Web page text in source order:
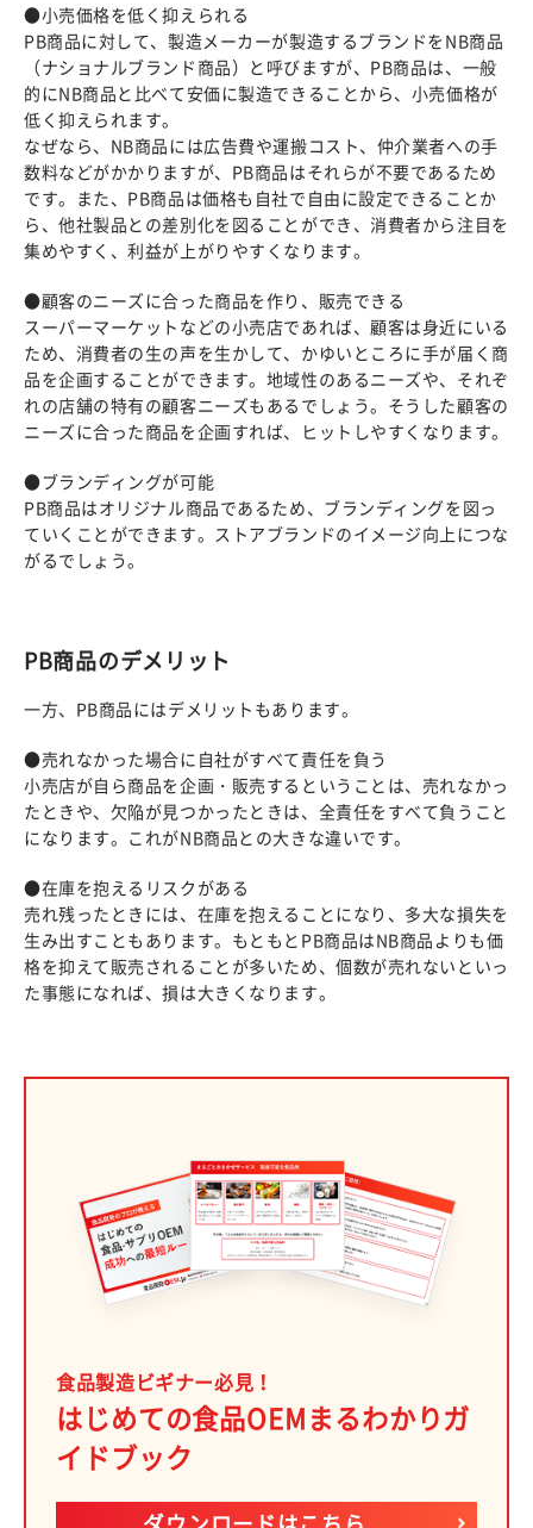
●小売価格を低く抑えられる
PB商品に対して、製造メーカーが製造するブランドをNB商品
（ナショナルブランド商品）と呼びますが、PB商品は、一般
的にNB商品と比べて安価に製造できることから、小売価格が
低く抑えられます。
なぜなら、NB商品には広告費や運搬コスト、仲介業者への手
数料などがかかりますが、PB商品はそれらが不要であるため
です。また、PB商品は価格も自社で自由に設定できることか
ら、他社製品との差別化を図ることができ、消費者から注目を
集めやすく、利益が上がりやすくなります。
●顧客のニーズに合った商品を作り、販売できる
スーパーマーケットなどの小売店であれば、顧客は身近にいる
ため、消費者の生の声を生かして、かゆいところに手が届く商
品を企画することができます。地域性のあるニーズや、それぞ
れの店舗の特有の顧客ニーズもあるでしょう。そうした顧客の
ニーズに合った商品を企画すれば、ヒットしやすくなります。
●ブランディングが可能
PB商品はオリジナル商品であるため、ブランディングを図っ
ていくことができます。ストアブランドのイメージ向上につな
がるでしょう。
PB商品のデメリット
一方、PB商品にはデメリットもあります。
●売れなかった場合に自社がすべて責任を負う
小売店が自ら商品を企画・販売するということは、売れなかっ
たときや、欠陥が見つかったときは、全責任をすべて負うこと
になります。これがNB商品との大きな違いです。
●在庫を抱えるリスクがある
売れ残ったときには、在庫を抱えることになり、多大な損失を
生み出すこともあります。もともとPB商品はNB商品よりも価
格を抑えて販売されることが多いため、個数が売れないといっ
た事態になれば、損は大きくなります。
食品製造ビギナー必見！
はじめての食品OEMまるわかりガ
イドブック